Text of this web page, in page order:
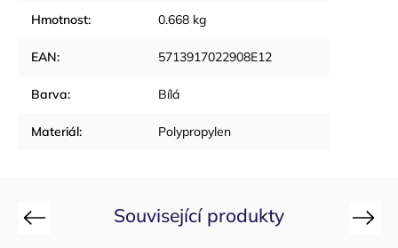
Hmotnost: 0.668 kg
EAN: 5713917022908E12
Barva: Bílá
Materiál: Polypropylen
Související produkty
Previous Next